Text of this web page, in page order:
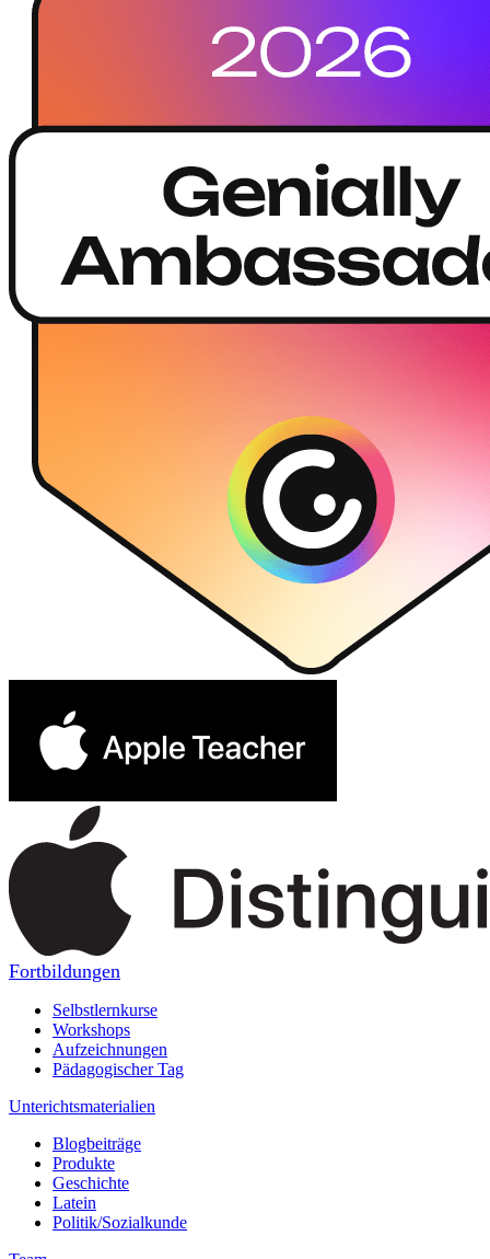
Fortbildungen
Selbstlernkurse
Workshops
Aufzeichnungen
Pädagogischer Tag
Unterichtsmaterialien
Blogbeiträge
Produkte
Geschichte
Latein
Politik/Sozialkunde